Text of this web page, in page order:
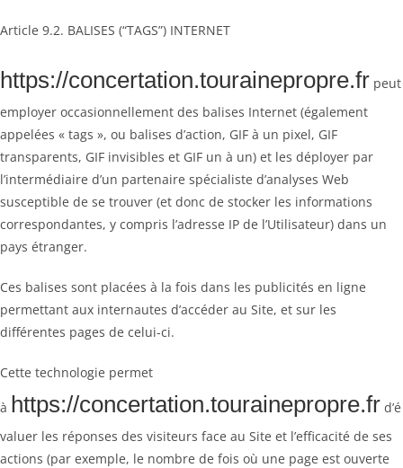
Article 9.2. BALISES (“TAGS”) INTERNET
https://concertation.tourainepropre.fr peut
employer occasionnellement des balises Internet (également
appelées « tags », ou balises d’action, GIF à un pixel, GIF
transparents, GIF invisibles et GIF un à un) et les déployer par
l’intermédiaire d’un partenaire spécialiste d’analyses Web
susceptible de se trouver (et donc de stocker les informations
correspondantes, y compris l’adresse IP de l’Utilisateur) dans un
pays étranger.
Ces balises sont placées à la fois dans les publicités en ligne
permettant aux internautes d’accéder au Site, et sur les
différentes pages de celui-ci.
Cette technologie permet
à https://concertation.tourainepropre.fr d’é
valuer les réponses des visiteurs face au Site et l’efficacité de ses
actions (par exemple, le nombre de fois où une page est ouverte